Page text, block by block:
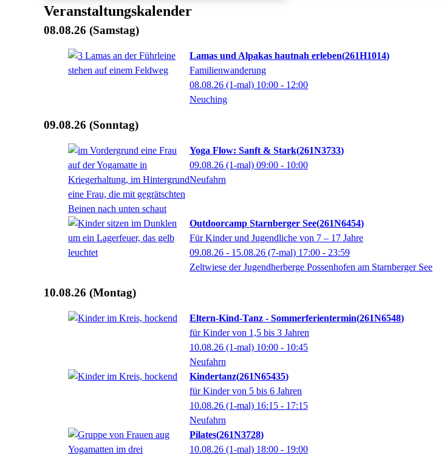
Veranstaltungskalender
08.08.26 (Samstag)
Lamas und Alpakas hautnah erleben 261H1014
Familienwanderung
08.08.26 (1-mal) 10:00 - 12:00
Neuching
09.08.26 (Sonntag)
Yoga Flow: Sanft & Stark 261N3733
09.08.26 (1-mal) 09:00 - 10:00
Neufahrn
Outdoorcamp Starnberger See 261N6454
Für Kinder und Jugendliche von 7 – 17 Jahre
09.08.26 - 15.08.26 (7-mal) 17:00 - 23:59
Zeltwiese der Jugendherberge Possenhofen am Starnberger See
10.08.26 (Montag)
Eltern-Kind-Tanz - Sommerferientermin 261N6548
für Kinder von 1,5 bis 3 Jahren
10.08.26 (1-mal) 10:00 - 10:45
Neufahrn
Kindertanz 261N65435
für Kinder von 5 bis 6 Jahren
10.08.26 (1-mal) 16:15 - 17:15
Neufahrn
Pilates 261N3728
10.08.26 (1-mal) 18:00 - 19:00